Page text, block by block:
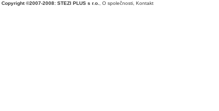
Copyright ©2007-2008: STEZI PLUS s r.o. O společnosti Kontakt